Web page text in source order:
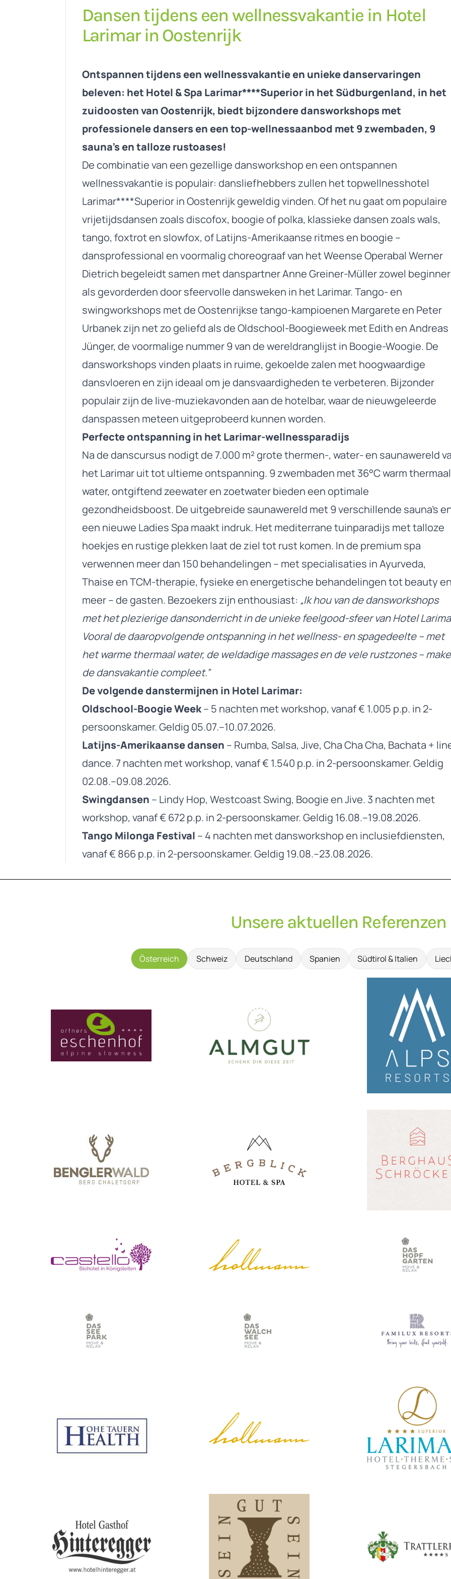
Dansen tijdens een wellnessvakantie in Hotel
Larimar in Oostenrijk
Ontspannen tijdens een wellnessvakantie en unieke danservaringen
beleven: het Hotel & Spa Larimar****Superior in het Südburgenland, in het
zuidoosten van Oostenrijk, biedt bijzondere dansworkshops met
professionele dansers en een top-wellnessaanbod met 9 zwembaden, 9
sauna’s en talloze rustoases!
De combinatie van een gezellige dansworkshop en een ontspannen
wellnessvakantie is populair: dansliefhebbers zullen het topwellnesshotel
Larimar****Superior in Oostenrijk geweldig vinden. Of het nu gaat om populaire
vrijetijdsdansen zoals discofox, boogie of polka, klassieke dansen zoals wals,
tango, foxtrot en slowfox, of Latijns-Amerikaanse ritmes en boogie –
dansprofessional en voormalig choreograaf van het Weense Operabal Werner
Dietrich begeleidt samen met danspartner Anne Greiner-Müller zowel
als gevorderden door sfeervolle dansweken in het Larimar. Tango- en
swingworkshops met de Oostenrijkse tango-kampioenen Margarete en Peter
Urbanek zijn net zo geliefd als de Oldschool-Boogieweek met Edith en Andreas
Jünger, de voormalige nummer 9 van de wereldranglijst in Boogie-Woogie. De
dansworkshops vinden plaats in ruime, gekoelde zalen met hoogwaardige
dansvloeren en zijn ideaal om je dansvaardigheden te verbeteren. Bijzonder
populair zijn de live-muziekavonden aan de hotelbar, waar de nieuwgeleerde
danspassen meteen uitgeprobeerd kunnen worden.
Perfecte ontspanning in het Larimar-wellnessparadijs
Na de danscursus nodigt de 7.000 m² grote thermen-, water- en saunawereld
het Larimar uit tot ultieme ontspanning. 9 zwembaden met 36°C warm thermaal
water, ontgiftend zeewater en zoetwater bieden een optimale
gezondheidsboost. De uitgebreide saunawereld met 9 verschillende sauna’s
een nieuwe Ladies Spa maakt indruk. Het mediterrane tuinparadijs met talloze
hoekjes en rustige plekken laat de ziel tot rust komen. In de premium spa
verwennen meer dan 150 behandelingen – met specialisaties in Ayurveda,
Thaise en TCM-therapie, fysieke en energetische behandelingen tot beauty
meer – de gasten. Bezoekers zijn enthousiast: „Ik hou van de dansworkshops
met het plezierige dansonderricht in de unieke feelgood-sfeer van Hotel
Vooral de daaropvolgende ontspanning in het wellness- en spagedeelte – met
het warme thermaal water, de weldadige massages en de vele rustzones –
de dansvakantie compleet.”
De volgende danstermijnen in Hotel Larimar:
Oldschool-Boogie Week– 5 nachten met workshop, vanaf € 1.005 p.p. in 2-
persoonskamer. Geldig 05.07.–10.07.2026.
Latijns-Amerikaanse dansen – Rumba, Salsa, Jive, Cha Cha Cha, Bachata +
dance. 7 nachten met workshop, vanaf € 1.540 p.p. in 2-persoonskamer. Geldig
02.08.–09.08.2026.
Swingdansen – Lindy Hop, Westcoast Swing, Boogie en Jive. 3 nachten met
workshop, vanaf € 672 p.p. in 2-persoonskamer. Geldig 16.08.–19.08.2026.
Tango Milonga Festival – 4 nachten met dansworkshop en inclusiefdiensten,
vanaf € 866 p.p. in 2-persoonskamer. Geldig 19.08.–23.08.2026.
Unsere aktuellen Referenzen
Österreich Schweiz Deutschland Spanien Südtirol & Italien